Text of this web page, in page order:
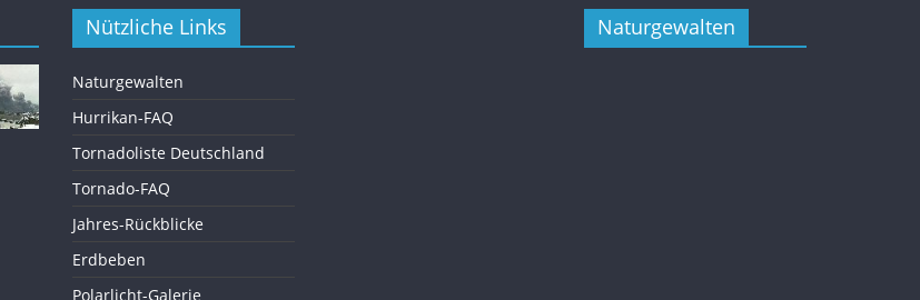
Nützliche Links
Naturgewalten
Hurrikan-FAQ
Tornadoliste Deutschland
Tornado-FAQ
Jahres-Rückblicke
Erdbeben
Polarlicht-Galerie
Naturgewalten